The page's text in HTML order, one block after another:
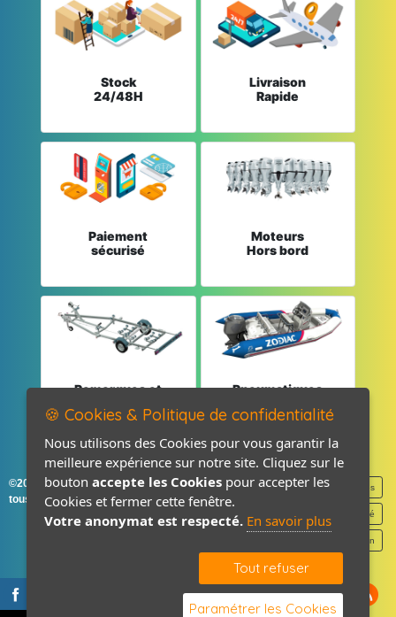
Stock
24/48H
Livraison
Rapide
Paiement
sécurisé
Moteurs
Hors bord
Remorques et
Pneumatiques
©2026-2027 France Accastillage
tous droits réservés
Mentions légales
Politique de confidentialité
Contact / Plan
🍪 Cookies & Politique de confidentialité
Nous utilisons des Cookies pour vous garantir la
meilleure expérience sur notre site. Cliquez sur le
bouton accepte les Cookies pour accepter les
Cookies et fermer cette fenêtre.
Votre anonymat est respecté. En savoir plus
Tout refuser
Paramétrer les Cookies